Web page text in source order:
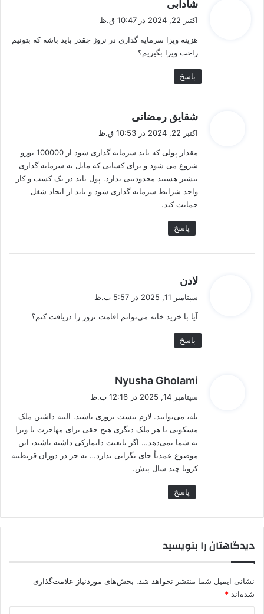
شادابی
ف
اکتبر 22, 2024 در 10:47 ق.ظ
هزینه ویزا سرمایه گذاری در نروژ چقدر باید باشه که بتونیم
راحت ویزا بگیریم؟
پاسخ
شقایق رمضانی
ف
:
اکتبر 22, 2024 در 10:53 ق.ظ
مقدار پولی که باید سرمایه گذاری شود از 100000 یورو
شروع می شود و برای کسانی که مایل به سرمایه گذاری
بیشتر هستند محدودیتی ندارد. پول باید در یک کسب و کار
واجد شرایط سرمایه گذاری شود و باید از ایجاد شغل
حمایت کند.
پاسخ
لادن
:
سپتامبر 11, 2025 در 5:57 ب.ظ
آیا با خرید خانه می‌توانم اقامت نروژ را دریافت کنم؟
پاسخ
Nyusha Gholami
ف
:
سپتامبر 14, 2025 در 12:16 ب.ظ
بله، می‌توانید. لازم نیست نروژی باشید. البته داشتن ملک
مسکونی یا هر ملک دیگری هیچ حقی برای مهاجرت یا ویزا
به شما نمی‌دهد… اگر تابعیت دانمارکی داشته باشید، این
موضوع عمدتاً جای نگرانی ندارد… به جز در دوران قرنطینه
کرونا چند سال پیش.
پاسخ
دیدگاهتان را بنویسید
نشانی ایمیل شما منتشر نخواهد شد. بخش‌های موردنیاز علامت‌گذاری
شده‌اند *